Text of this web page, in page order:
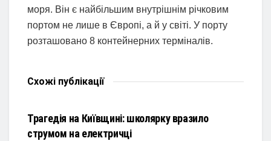
моря. Він є найбільшим внутрішнім річковим
портом не лише в Європі, а й у світі. У порту
розташовано 8 контейнерних терміналів.
Схожі публікації
Трагедія на Київщині: школярку вразило
струмом на електричці